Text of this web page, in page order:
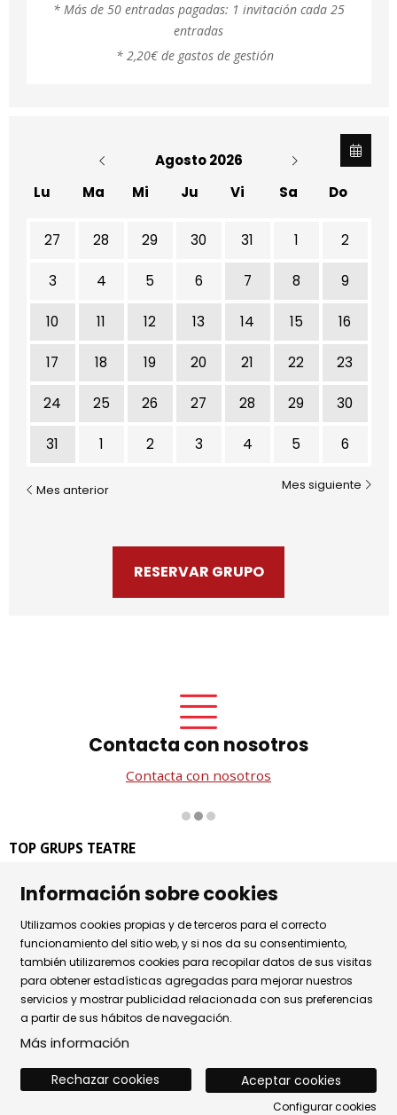
*Más de 50 entradas pagadas: 1 invitación cada 25
entradas
* 2,20€ de gastos de gestión
Agosto 2026
Lu
Ma Mi Ju Vi Sa Do
No hay ninguna actividad este mes
27 28 29 30 31 1 2
3 4 5 6 7 8 9
10 11 12 13 14 15 16
17 18 19 20 21 22 23
24 25 26 27 28 29 30
31 1 2 3 4 5 6
Mes anterior Mes siguiente
RESERVAR GRUPO
Contacta con nosotros
Contacta con nosotros
TOP GRUPS TEATRE
08002 Barcelona
Tel. 93 441 39 79
Horario de atención: de lunes a jueves de 9.30h a 17.30h
y viernes de 9.30 a 14.30h.
Sitemap | Aviso Legal | Uso de Cookies
|
Política de privacidad
| Contactar
Información sobre cookies
Utilizamos cookies propias y de terceros para el correcto
funcionamiento del sitio web, y si nos da su consentimiento,
también utilizaremos cookies para recopilar datos de sus visitas
para obtener estadísticas agregadas para mejorar nuestros
servicios y mostrar publicidad relacionada con sus preferencias
a partir de sus hábitos de navegación.
Más información
Aceptar cookies
Rechazar cookies
Configurar cookies